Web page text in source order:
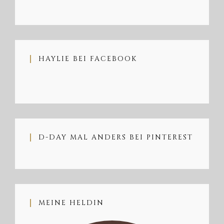
HAYLIE BEI FACEBOOK
D-DAY MAL ANDERS BEI PINTEREST
MEINE HELDIN